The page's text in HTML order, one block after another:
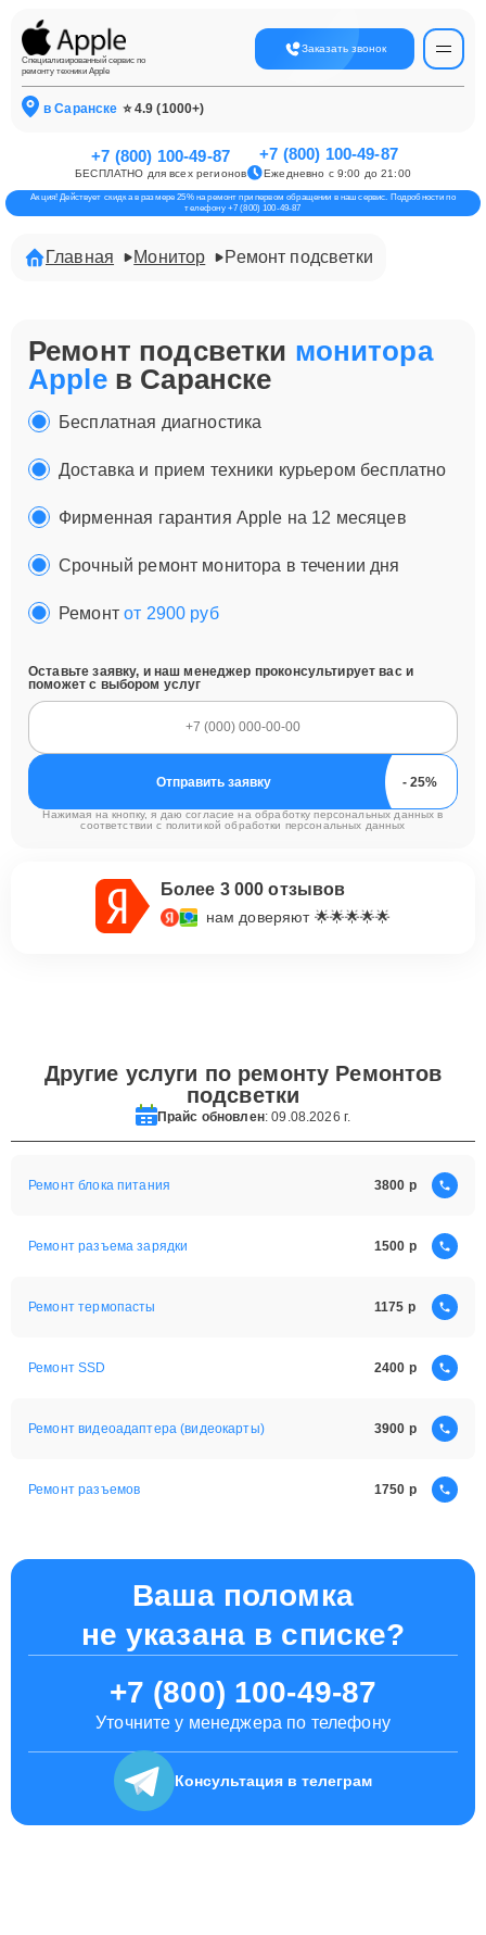
Специализированный сервис по
ремонту техники Apple
Заказать звонок
в Саранске ⭐ 4.9 (1000+)
+7 (800) 100-49-87
БЕСПЛАТНО для всех регионов
+7 (800) 100-49-87
Ежедневно с 9:00 до 21:00
Акция! Действует скидка в размере 25% на ремонт при первом обращении в наш сервис. Подробности по
телефону +7 (800) 100-49-87
Главная Монитор Ремонт подсветки
Ремонт подсветки монитора
Appleв Саранске
Бесплатная диагностика
Доставка и прием техники курьером бесплатно
Фирменная гарантия Apple на 12 месяцев
Срочный ремонт монитора в течении дня
Ремонтот 2900 руб
Оставьте заявку, и наш менеджер проконсультирует вас и
поможет с выбором услуг
Отправить заявку
Нажимая на кнопку, я даю согласие на обработку персональных данных в
соответствии с политикой обработки персональных данных
Более 3 000 отзывов
нам доверяют 🌟🌟🌟🌟🌟
Другие услуги по ремонту Ремонтов
подсветки
Прайс обновлен: 09.08.2026 г.
Ремонт блока питания 3800
Ремонт разъема зарядки 1500
Ремонт термопасты 1175
Ремонт SSD 2400
Ремонт видеоадаптера (видеокарты) 3900
Ремонт разъемов 1750
Ваша поломка
не указана в списке?
+7 (800) 100-49-87
Уточните у менеджера по телефону
Консультация в телеграм